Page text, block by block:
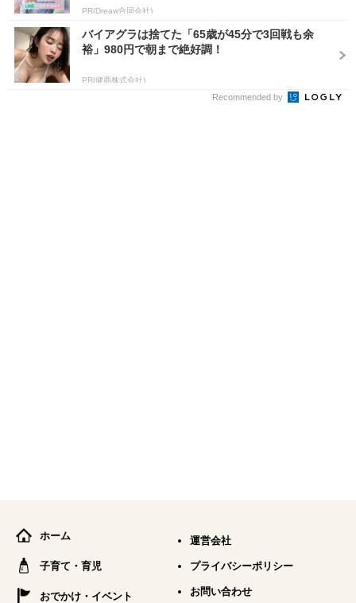
PR(Dreaw合同会社)
バイアグラは捨てた「65歳が45分で3回戦も余
裕」980円で朝まで絶好調！
PR(健商株式会社)
Recommended by
ホーム
子育て・育児
おでかけ・イベント
運営会社
プライバシーポリシー
お問い合わせ